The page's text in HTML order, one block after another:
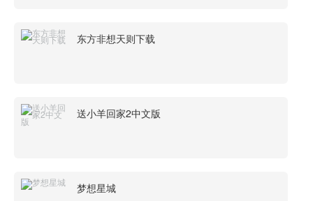
东方非想天则下载
送小羊回家2中文版
梦想星城